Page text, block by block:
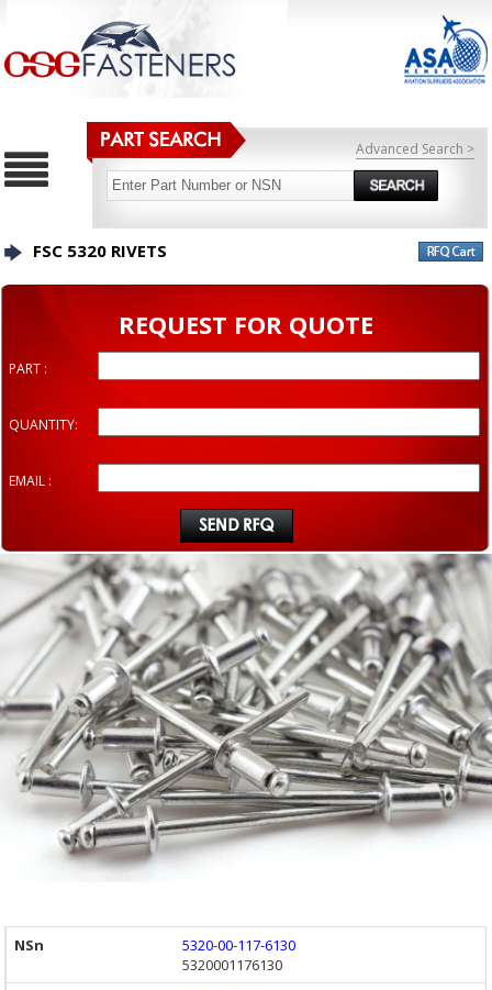
Advanced Search >
FSC 5320 RIVETS
REQUEST FOR QUOTE
PART :
QUANTITY:
EMAIL :
5320-00-117-6130
5320001176130